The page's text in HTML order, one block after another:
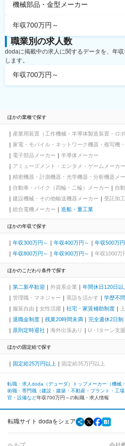
機械部品・金型メーカー
年収700万円～
職業別の求人数
dodaに掲載中の求人に関するデータを、年
します。
年収700万円～
ほかの業種で探す
産業用装置（工作機械・半導体製造装置・ロ
家電・モバイル・ネットワーク機器・複写機
電子部品メーカー
半導体メーカー
アミューズメント・エンタメ・ゲームメーカー
精密機器・計測機器・光学機器・分析機器メ
自動車・バイク（四輪・二輪）メーカー
自
建設機械・その他輸送機器メーカー
受託加
総合電機メーカー
造船・重工業
ほかの年収で探す
年収300万円～ 年収400万円～ 年収500万
年収800万円～
年収900万円～ 年収1000万
ほかのこだわり条件で探す
第二新卒歓迎 外資系企業 年間休日120日以
管理職・マネジャー
英語を活かす 学歴不問
服装自由
女性活躍 社宅・家賃補助制度
退職金制度
残業20時間未満 完全週休2日制
原則定時退社
海外出張あり U・Iターン支
ほかの固定給で探す
固定給25万円以上 固定給35万円以上
転職・求人doda（デューダ）トップメーカー（機械
術職・専門職（建設・建築・不動産・プラント・工場
官・設備など年収700万円～の転職・求人情報
転職サイト dodaをシェア